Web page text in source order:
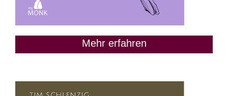
Mehr erfahren